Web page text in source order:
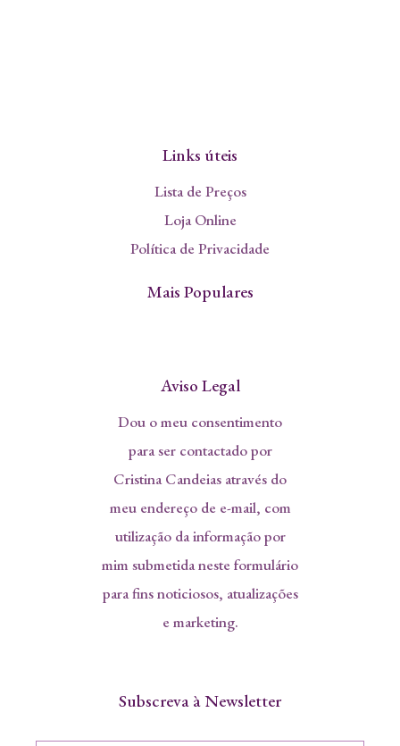
Links úteis
Lista de Preços
Loja Online
Política de Privacidade
Mais Populares
Aviso Legal
Dou o meu consentimento
para ser contactado por
Cristina Candeias através do
meu endereço de e-mail, com
utilização da informação por
mim submetida neste formulário
para fins noticiosos, atualizações
e marketing.
Subscreva à Newsletter